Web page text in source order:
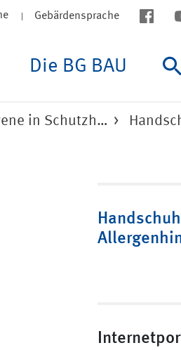
Gebärdensprache
Die BG BAU
in Schutzh…